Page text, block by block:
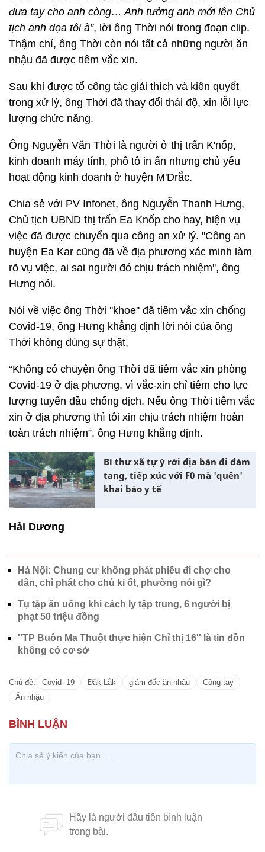
đưa tay cho anh còng… Anh tưởng anh mới lên Chủ
tịch anh dọa tôi à”, lời ông Thời nói trong đoạn clip.
Thậm chí, ông Thời còn nói tất cả những người ăn
nhậu đã được tiêm vắc xin.
Sau khi được tổ công tác giải thích và kiên quyết
trong xử lý, ông Thời đã thay đổi thái độ, xin lỗi lực
lượng chức năng.
Ông Nguyễn Văn Thời là người ở thị trấn K'nốp,
kinh doanh máy tính, phô tô in ấn nhưng chủ yếu
hoạt động kinh doanh ở huyện M'Drắc.
Chia sẻ với PV Infonet, ông Nguyễn Thanh Hưng,
Chủ tịch UBND thị trấn Ea Knốp cho hay, hiện vụ
việc đã được chuyển qua công an xử lý. ''Công an
huyện Ea Kar cũng đã về địa phương xác minh làm
rõ vụ việc, ai sai người đó chịu trách nhiệm'', ông
Hưng nói.
Nói về việc ông Thời ''khoe'' đã tiêm vắc xin chống
Covid-19, ông Hưng khẳng định lời nói của ông
Thời không đúng sự thật,
“Không có chuyện ông Thời đã tiêm vắc xin phòng
Covid-19 ở địa phương, vì vắc-xin chỉ tiêm cho lực
lượng tuyến đầu chống dịch. Nếu ông Thời tiêm vắc
xin ở địa phương thì tôi xin chịu trách nhiệm hoàn
toàn trách nhiệm”, ông Hưng khẳng định.
Bí thư xã tự ý rời địa bàn đi đám
tang, tiếp xúc với F0 mà 'quên'
khai báo y tế
Hải Dương
Hà Nội: Chung cư không phát phiếu đi chợ cho
dân, chỉ phát cho chủ ki ốt, phường nói gì?
Tụ tập ăn uống khi cách ly tập trung, 6 người bị
phạt 50 triệu đồng
''TP Buôn Ma Thuột thực hiện Chỉ thị 16'' là tin đồn
không có cơ sở
Chủ đề: Covid- 19 Đắk Lắk giám đốc ăn nhậu
Còng tay
Ăn nhậu